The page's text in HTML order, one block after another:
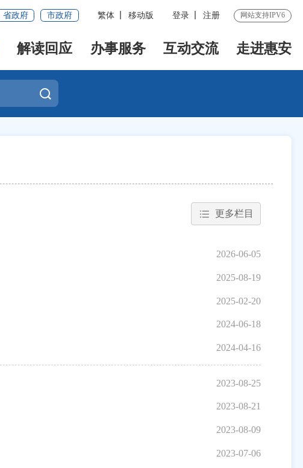
省政府 市政府 繁体 移动版 登录 注册 网站支持IPV6
解读回应 办事服务 互动交流 走进惠安
更多栏目
2026-06-05
2025-08-19
2025-02-20
2024-06-18
2024-04-16
2023-08-25
2023-08-21
2023-08-09
2023-07-06